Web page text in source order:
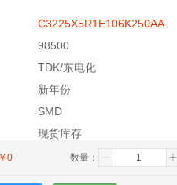
C3225X5R1E106K250AA
98500
TDK/东电化
新年份
SMD
现货库存
￥ 0 数量：